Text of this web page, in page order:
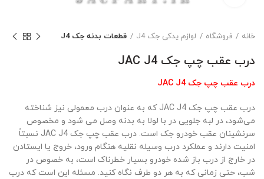
خانه فروشگاه لوازم یدکی جک J4 قطعات بدنه جک J4
درب عقب چپ جک JAC J4
درب عقب چپ جک JAC J4
درب عقب چپ جک JAC J4 که به عنوان درب معمولی نیز شناخته
می‌شود، در لبه جلویی در با لولا به بدنه وصل می شود و مخصوص
سرنشینان عقب خودرو جک است. درب عقب چپ جک JAC J4 نسبتاً
امنیت دارند و عملکرد درب وسیله نقلیه هنگام ورود، خروج یا ایستادن
در خارج از درب باز شده خودرو بسیار خطرناک است، به خصوص در
شب، حتی زمانی که به هر دو طرف نگاه کنید. مسئله این است که درب